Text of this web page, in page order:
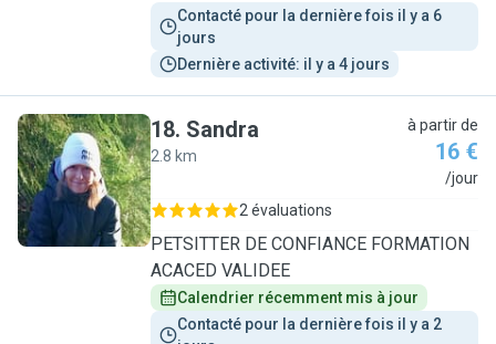
Contacté pour la dernière fois il y a 6
jours
Dernière activité: il y a 4 jours
S
18. Sandra
2.8 km
à partir de
16 €
/jour
2 évaluations
PETSITTER DE CONFIANCE FORMATION
ACACED VALIDEE
Calendrier récemment mis à jour
Contacté pour la dernière fois il y a 2